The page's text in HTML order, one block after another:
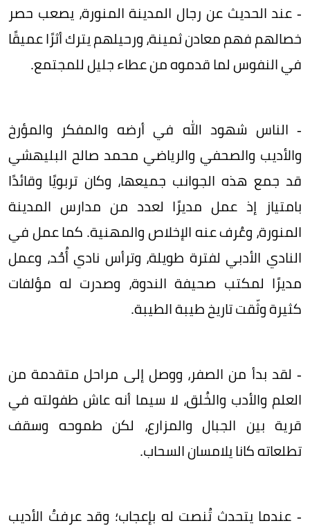
- عند الحديث عن رجال المدينة المنورة، يصعب حصر
خصالهم فهم معادن ثمينة، ورحيلهم يترك أثرًا عميقًا
في النفوس لما قدموه من عطاء جليل للمجتمع.
- الناس شهود الله في أرضه والمفكر والمؤرخ
والأديب والصحفي والرياضي محمد صالح البليهشي
قد جمع هذه الجوانب جميعها، وكان تربويًا وقائدًا
بامتياز إذ عمل مديرًا لعدد من مدارس المدينة
المنورة، وعُرف عنه الإخلاص والمهنية. كما عمل في
النادي الأدبي لفترة طويلة، وترأس نادي أُحُد، وعمل
مديرًا لمكتب صحيفة الندوة، وصدرت له مؤلفات
كثيرة وثّقت تاريخ طيبة الطيبة.
- لقد بدأ من الصفر، ووصل إلى مراحل متقدمة من
العلم والأدب والخُلق، لا سيما أنه عاش طفولته في
قرية بين الجبال والمزارع، لكن طموحه وسقف
تطلعاته كانا يلامسان السحاب.
- عندما يتحدث تُنصت له بإعجاب؛ وقد عرفتُ الأديب